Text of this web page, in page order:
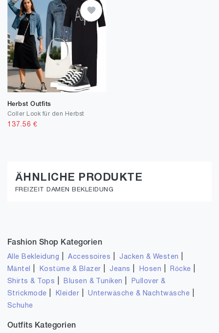
Herbst Outfits
Coller Look für den Herbst
137.56 €
ÄHNLICHE PRODUKTE
FREIZEIT DAMEN BEKLEIDUNG
Fashion Shop Kategorien
Alle Bekleidung |Accessoires Jacken & Westen
Mäntel Kostüme & Blazer Jeans Hosen Röcke
Shirts & Tops Blusen & Tuniken
Pullover &
Strickmode
Kleider |Unterwäsche & Nachtwäsche
Schuhe
Outfits Kategorien